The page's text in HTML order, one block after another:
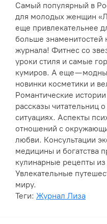
Самый популярный в
для молодых женщин
еще привлекательнее
больше знаменитостей
журнала! Фитнес со
уроки стиля и самые
кумиров. А еще —
новинки косметики и
Романтические
рассказы читательниц
ситуациях. Аспекты
отношений с
любви. Консультации
медицины и богатства
кулинарные рецепты
Увлекательные
миру.
Теги: Журнал Лиза